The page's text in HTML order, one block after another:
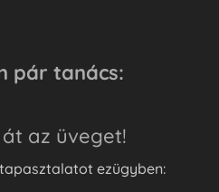
pár tanács:
át az üveget!
ezügyben: